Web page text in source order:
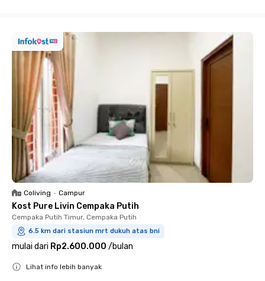
Coliving • Campur
Kost Pure Livin Cempaka Putih
Cempaka Putih Timur, Cempaka Putih
6.5 km dari stasiun mrt dukuh atas bni
mulai dari Rp2.600.000 /bulan
Lihat info lebih banyak